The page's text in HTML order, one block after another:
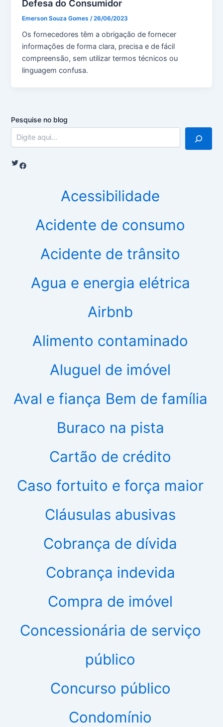
Defesa do Consumidor
Emerson Souza Gomes /26/06/2023
Os fornecedores têm a obrigação de fornecer
informações de forma clara, precisa e de fácil
compreensão, sem utilizar termos técnicos ou
linguagem confusa.
Pesquise no blog
Twitter Facebook
Acessibilidade
Acidente de consumo
Acidente de trânsito
Agua e energia elétrica
Airbnb
Alimento contaminado
Aluguel de imóvel
Aval e fiança Bem de família
Buraco na pista
Cartão de crédito
Caso fortuito e força maior
Cláusulas abusivas
Cobrança de dívida
Cobrança indevida
Compra de imóvel
Concessionária de serviço
público
Concurso público
Condomínio